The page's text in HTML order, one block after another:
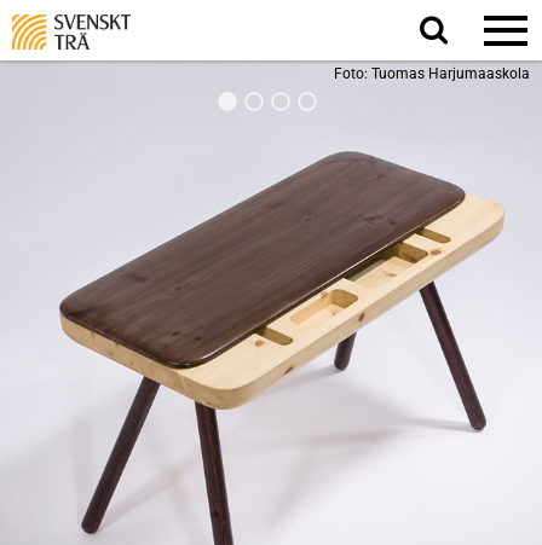
Sök
på
webbplatsen
Foto: Tuomas Harjumaaskola